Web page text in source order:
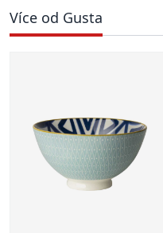
Více od Gusta